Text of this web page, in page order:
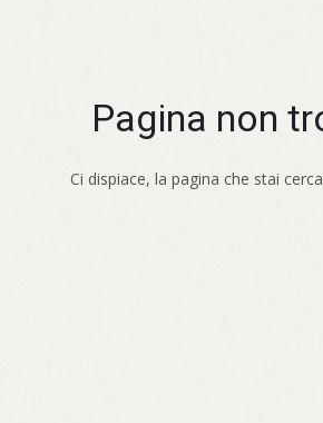
Pagina non
Ci dispiace, la pagina che stai